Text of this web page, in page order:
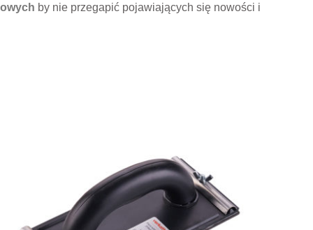
by nie przegapić pojawiających się nowości i